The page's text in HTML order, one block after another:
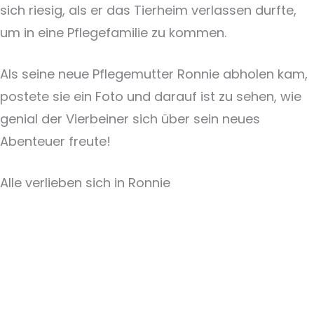
sich riesig, als er das Tierheim verlassen durfte,
um in eine Pflegefamilie zu kommen.
Als seine neue Pflegemutter Ronnie abholen kam,
postete sie ein Foto und darauf ist zu sehen, wie
genial der Vierbeiner sich über sein neues
Abenteuer freute!
Alle verlieben sich in Ronnie